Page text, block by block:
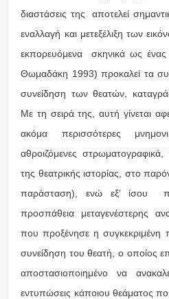
διαστάσεις της αποτελεί
εναλλαγή και μετεξέλιξη των
εκπορευόμενα σκηνικά ως
Θωμαδάκη 1993) προκαλεί τα
συνείδηση των θεατών,
Με τη σειρά της, αυτή γίνεται
ακόμα περισσότερες
αθροιζόμενες
της θεατρικής ιστορίας, στο
παράσταση), ενώ εξ’ ίσου
προσπάθεια μεταγενέστερης
που προξένησε η
συνείδηση του θεατή, ο οποίος
αποστασιοποιημένο να
εντυπώσεις κάποιου θεάματος